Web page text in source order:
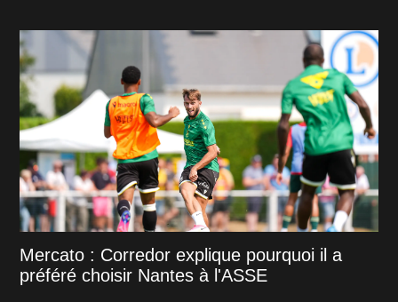
Mercato : Corredor explique pourquoi il a
préféré choisir Nantes à l'ASSE